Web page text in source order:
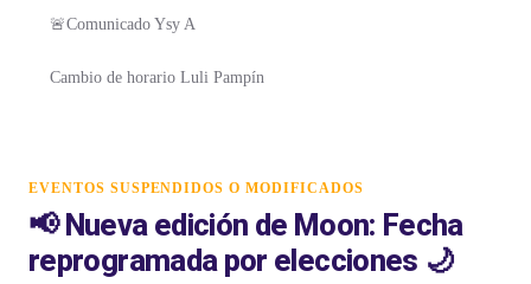
🚨Comunicado Ysy A
Cambio de horario Luli Pampín
EVENTOS SUSPENDIDOS O MODIFICADOS
📢 Nueva edición de Moon: Fecha
reprogramada por elecciones 🌙